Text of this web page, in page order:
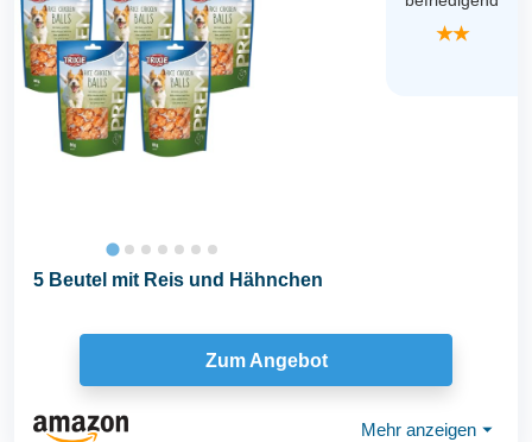
★★
5 Beutel mit Reis und Hähnchen
Zum Angebot
Mehr anzeigen ⏷